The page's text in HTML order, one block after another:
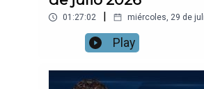
01:27:02 miércoles, 29 de
Play